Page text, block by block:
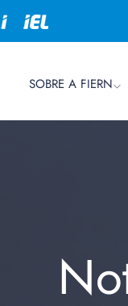
SOBRE A FIERN